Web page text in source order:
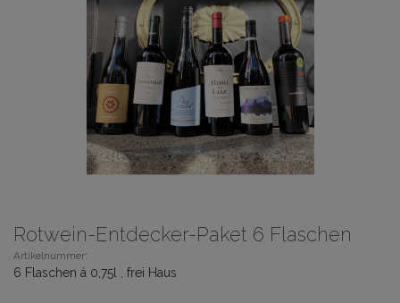
Rotwein-Entdecker-Paket 6 Flaschen
Artikelnummer:
6 Flaschen á 0,75l , frei Haus